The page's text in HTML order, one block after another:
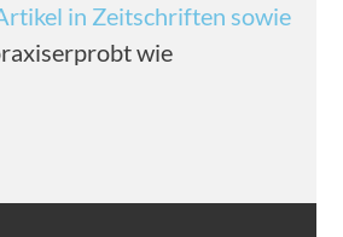
in Zeitschriften sowie
wie